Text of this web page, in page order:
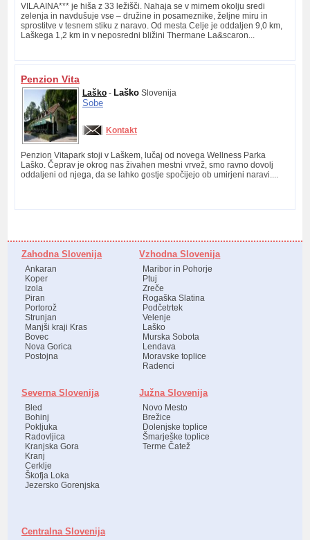
VILA AINA*** je hiša z 33 ležišči. Nahaja se v mirnem okolju sredi
zelenja in navdušuje vse – družine in posameznike, željne miru in
sprostitve v tesnem stiku z naravo. Od mesta Celje je oddaljen 9,0 km,
Laškega 1,2 km in v neposredni bližini Thermane La&scaron...
Penzion Vita
Laško - Laško Slovenija
Sobe
Kontakt
Penzion Vitapark stoji v Laškem, lučaj od novega Wellness Parka
Laško. Čeprav je okrog nas živahen mestni vrvež, smo ravno dovolj
oddaljeni od njega, da se lahko gostje spočijejo ob umirjeni naravi....
Zahodna Slovenija
Ankaran
Koper
Izola
Piran
Portorož
Strunjan
Manjši kraji Kras
Bovec
Nova Gorica
Postojna
Vzhodna Slovenija
Maribor in Pohorje
Ptuj
Zreče
Rogaška Slatina
Podčetrtek
Velenje
Laško
Murska Sobota
Lendava
Moravske toplice
Radenci
Severna Slovenija
Bled
Bohinj
Pokljuka
Radovljica
Kranjska Gora
Kranj
Cerklje
Škofja Loka
Jezersko Gorenjska
Južna Slovenija
Novo Mesto
Brežice
Dolenjske toplice
Šmarješke toplice
Terme Čatež
Centralna Slovenija